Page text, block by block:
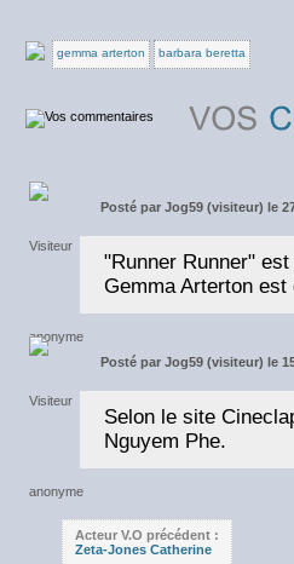
gemma arterton barbara beretta
Posté par Jog59 (visiteur) le
"Runner Runner"
Gemma Arterton
Posté par Jog59 (visiteur) le
Selon le site
Nguyem Phe.
Acteur V.O précédent :
Zeta-Jones Catherine